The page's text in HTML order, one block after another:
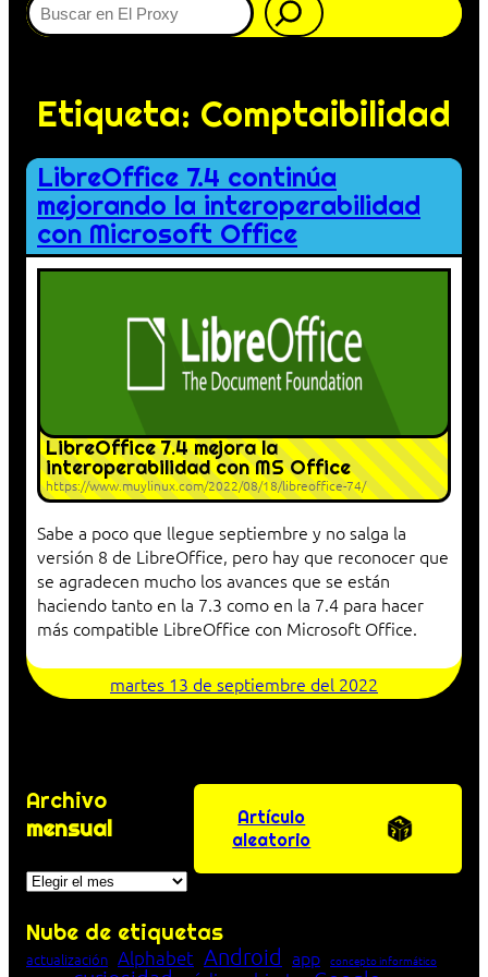
Etiqueta: Comptaibilidad
LibreOffice 7.4 continúa
mejorando la interoperabilidad
con Microsoft Office
LibreOffice 7.4 mejora la
interoperabilidad con MS Office
https://www.muylinux.com/2022/08/18/libreoffice-74/
Sabe a poco que llegue septiembre y no salga la
versión 8 de LibreOffice, pero hay que reconocer que
se agradecen mucho los avances que se están
haciendo tanto en la 7.3 como en la 7.4 para hacer
más compatible LibreOffice con Microsoft Office.
martes 13 de septiembre del 2022
Archivo
mensual
Archivos
Artículo
aleatorio
Nube de etiquetas
actualización Alphabet Android app concepto informático